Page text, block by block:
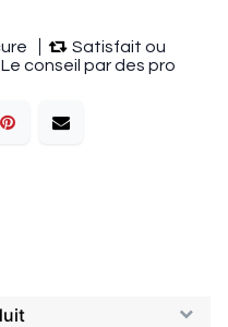
Satisfait ou
Le conseil par des pro